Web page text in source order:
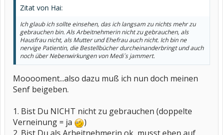
Zitat von Hai:
Ich glaub ich sollte einsehen, das ich langsam zu nichts mehr zu
gebrauchen bin. Als Arbeitnehmerin nicht zu gebrauchen, als
Hausfrau nicht, als Mutter und Ehefrau auch nicht. Ich bin ne
nervige Patientin, die Bestellbücher durcheinanderbringt und auch
noch über Nebenwirkungen von Medi´s jammert.
Mooooment...also dazu muß ich nun doch meinen
Senf beigeben.
1. Bist Du NICHT nicht zu gebrauchen (doppelte
Verneinung = ja
)